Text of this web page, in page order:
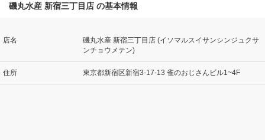
磯丸水産 新宿三丁目店 の基本情報
店名
磯丸水産 新宿三丁目店 (イソマルスイサンシンジュクサ
ンチョウメテン)
住所 東京都新宿区新宿3-17-13 雀のおじさんビル1~4F